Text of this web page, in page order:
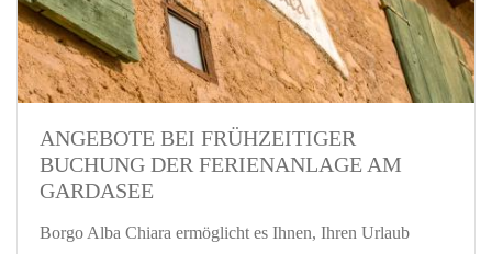
ANGEBOTE BEI FRÜHZEITIGER
BUCHUNG DER FERIENANLAGE AM
GARDASEE
Borgo Alba Chiara ermöglicht es Ihnen, Ihren Urlaub